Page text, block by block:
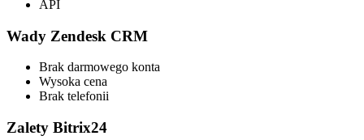
API
Wady Zendesk CRM
Brak darmowego konta
Wysoka cena
Brak telefonii
Zalety Bitrix24